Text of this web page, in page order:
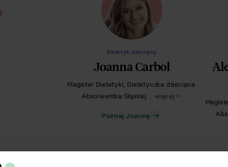
Dietetyk dziecięcy
Joanna Carbol
Magister Dietetyki, Dietetyczka dziecięca.
Absolwentka Śląskiej ... więcej
Poznaj Joannę